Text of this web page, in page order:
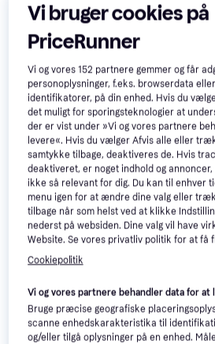
Apple iPad Air
M3, 11-inch, Wi-
Fi+Cellular,
Grey
4.6
7.448 kr.
Apple iPad Air
Anmeldelser
Læs om produktet
Vi bruger cookies på
PriceRunner
Vi og vores152 partnere gemmer og får
personoplysninger, f.eks. browserdata
identifikatorer, på din enhed. Hvis du
det muligt for sporingsteknologier at
der er vist under »Vi og vores partnere
levere«. Hvis du vælger Afvis alle eller
samtykke tilbage, deaktiveres de. Hvis
deaktiveret, er noget indhold og annoncer,
ikke så relevant for dig. Du kan til enhver
menu igen for at ændre dine valg eller
tilbage når som helst ved at klikke
nederst på websiden. Dine valg vil have
Website. Se vores privatliv politik for at få
Cookiepolitik
Vi og vores partnere behandler data for at
Bruge præcise geografiske
scanne enhedskarakteristika til
og/eller tilgå oplysninger på en enhed. Måle